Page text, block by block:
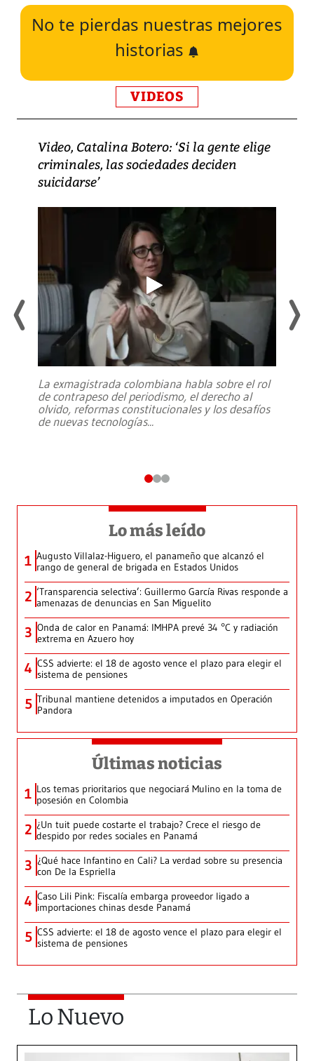
No te pierdas nuestras mejores
historias
VIDEOS
Video, Catalina Botero: ‘Si la gente elige
criminales, las sociedades deciden
suicidarse’
La exmagistrada colombiana habla sobre el rol
de contrapeso del periodismo, el derecho al
olvido, reformas constitucionales y los desafíos
de nuevas tecnologías...
Lo más leído
1 Augusto Villalaz-Higuero, el panameño que alcanzó el
rango de general de brigada en Estados Unidos
2 ‘Transparencia selectiva’: Guillermo García Rivas responde a
amenazas de denuncias en San Miguelito
3 Onda de calor en Panamá: IMHPA prevé 34 °C y radiación
extrema en Azuero hoy
4 CSS advierte: el 18 de agosto vence el plazo para elegir el
sistema de pensiones
5 Tribunal mantiene detenidos a imputados en Operación
Pandora
Últimas noticias
1 Los temas prioritarios que negociará Mulino en la toma de
posesión en Colombia
2 ¿Un tuit puede costarte el trabajo? Crece el riesgo de
despido por redes sociales en Panamá
3 ¿Qué hace Infantino en Cali? La verdad sobre su presencia
con De la Espriella
4 Caso Lili Pink: Fiscalía embarga proveedor ligado a
importaciones chinas desde Panamá
5 CSS advierte: el 18 de agosto vence el plazo para elegir el
sistema de pensiones
Lo Nuevo